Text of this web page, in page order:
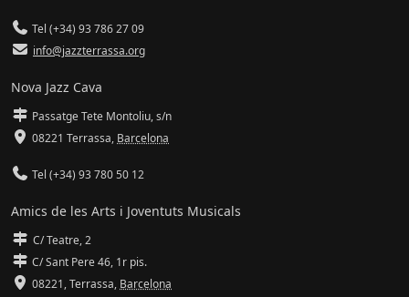
Tel (+34) 93 786 27 09
info@jazzterrassa.org
Nova Jazz Cava
Passatge Tete Montoliu, s/n
08221 Terrassa, Barcelona
Tel (+34) 93 780 50 12
Amics de les Arts i Joventuts Musicals
C/ Teatre, 2
C/ Sant Pere 46, 1r pis.
08221,Terrassa, Barcelona